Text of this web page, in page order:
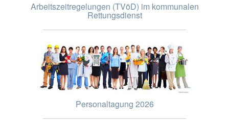
Arbeitszeitregelungen (TVöD) im kommunalen
Rettungsdienst
Personaltagung 2026